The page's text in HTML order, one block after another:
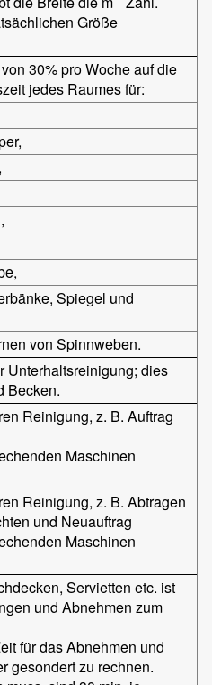
Größe
30% pro Woche auf die
jedes Raumes für:
Spiegel und
von Spinnweben.
Unterhaltsreinigung; dies
Becken.
Reinigung, z. B. Auftrag
Maschinen
Reinigung, z. B. Abtragen
und Neuauftrag
Maschinen
Servietten etc. ist
und Abnehmen zum
für das Abnehmen und
gesondert zu rechnen.